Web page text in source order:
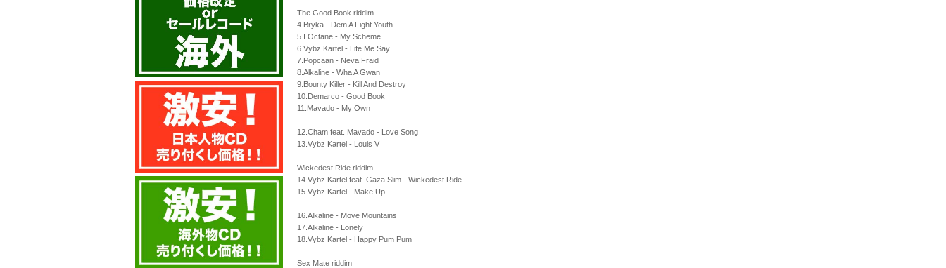
The Good Book riddim
4.Bryka - Dem A Fight Youth
5.I Octane - My Scheme
6.Vybz Kartel - Life Me Say
7.Popcaan - Neva Fraid
8.Alkaline - Wha A Gwan
9.Bounty Killer - Kill And Destroy
10.Demarco - Good Book
11.Mavado - My Own
12.Cham feat. Mavado - Love Song
13.Vybz Kartel - Louis V
Wickedest Ride riddim
14.Vybz Kartel feat. Gaza Slim - Wickedest Ride
15.Vybz Kartel - Make Up
16.Alkaline - Move Mountains
17.Alkaline - Lonely
18.Vybz Kartel - Happy Pum Pum
Sex Mate riddim